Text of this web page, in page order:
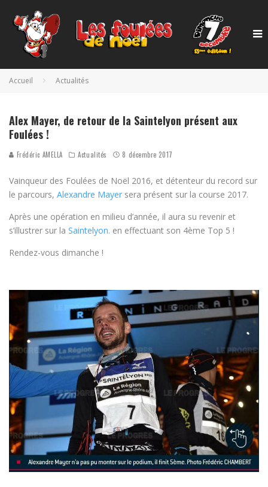
Accueil Actualités
Alex Mayer, de retour de la Saintelyon présent aux
Foulées !
Frédéric AMELLA Actualités 8 décembre 2017
Vainqueur des Foulées de Noël 2016, et détenteur du record sur
le parcours, Alexandre Mayer sera présent sur la course 2017.
Après une opération en milieu d’année, il aura su revenir et
s’illustrer sur la Saintelyon. en effectuant son 4ème Top 5 !
Rendez-vous dimanche !